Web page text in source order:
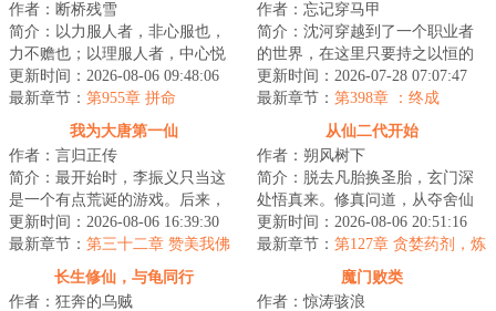
作者：断桥残雪
简介：以力服人者，非心服也，
力不赡也；以理服人者，中心悦
而诚服也。不过仙人往往不讲
理……...
更新时间：2026-08-06 09:48:06
最新章节： 第955章 拼命
作者：忘记穿马甲
简介：沈河穿越到了一个职业者
的世界，在这里只要持之以恒的
做某件事情，就可以生成相关的
职业，获得各种...
更新时间：2026-07-28 07:07:47
最新章节： 第398章 ：终成
我为大唐第一仙
作者：言归正传
简介：最开始时，李振义只当这
是一个有点荒诞的游戏。后来，
是一个真实的大唐，一群热闹的
修士，是无尽的...
更新时间：2026-08-06 16:39:30
最新章节： 第三十二章 赞美我佛
从仙二代开始
作者：朔风树下
简介：脱去凡胎换圣胎，玄门深
处悟真来。修真问道，从夺舍仙
二代开始！已有万字仙侠精品完
本作品《修仙：...
更新时间：2026-08-06 20:51:16
最新章节： 第127章 贪婪药剂，炼
长生修仙，与龟同行
作者：狂奔的乌贼
魔门败类
作者：惊涛骇浪